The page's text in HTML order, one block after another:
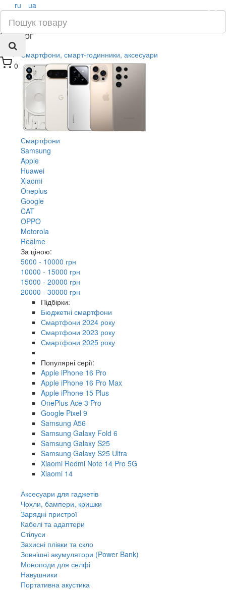
0
×
ru ua
Каталог
Смартфони, смарт-годинники, аксесуари
Смартфони
Samsung
Apple
Huawei
Xiaomi
Oneplus
Google
CAT
OPPO
Motorola
Realme
За ціною:
5000 - 10000 грн
10000 - 15000 грн
15000 - 20000 грн
20000 - 30000 грн
Підбірки:
Бюджетні смартфони
Смартфони 2024 року
Смартфони 2023 року
Смартфони 2025 року
Популярні серії:
Apple iPhone 16 Pro
Apple iPhone 16 Pro Max
Apple iPhone 15 Plus
OnePlus Ace 3 Pro
Google Pixel 9
Samsung A56
Samsung Galaxy Fold 6
Samsung Galaxy S25
Samsung Galaxy S25 Ultra
Xiaomi Redmi Note 14 Pro 5G
Xiaomi 14
Аксесуари для гаджетів
Чохли, бампери, кришки
Зарядні пристрої
Кабелі та адаптери
Стілуси
Захисні плівки та скло
Зовнішні акумулятори (Power Bank)
Моноподи для селфі
Навушники
Портативна акустика